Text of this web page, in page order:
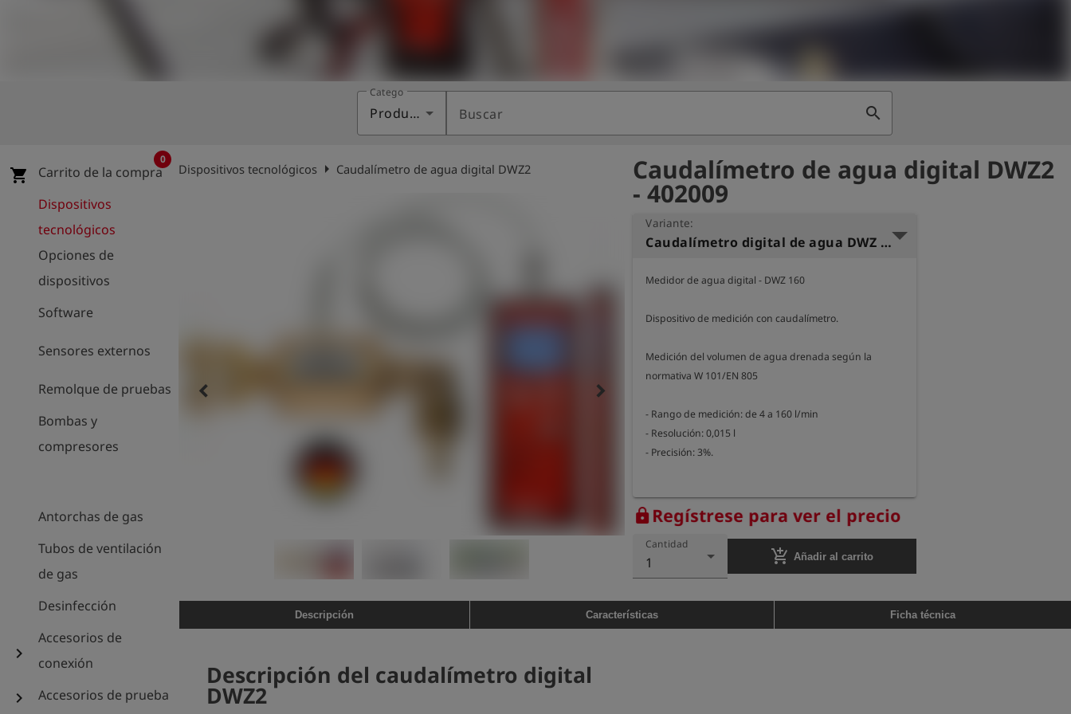
Categoría
Productos Buscar search
shopping_cart Carrito de la compra
0
Dispositivos
tecnológicos
Opciones de
dispositivos
Software
Sensores externos
Remolque de pruebas
Bombas y
compresores
Antorchas de gas
Tubos de ventilación
de gas
Desinfección
chevron_right
Accesorios de
conexión
chevron_right Accesorios de prueba
Dispositivos tecnológicos arrow_right Caudalímetro de agua digital DWZ2
keyboard_arrow_left keyboard_arrow_right
Caudalímetro de agua digital DWZ2
- 402009
Variante:
Caudalímetro digital de agua DWZ 160
Medidor de agua digital - DWZ 160
Dispositivo de medición con caudalímetro.
Medición del volumen de agua drenada según la
normativa W 101/EN 805
- Rango de medición: de 4 a 160 l/min
- Resolución: 0,015 l
lockRegístrese para ver el precio
Cantidad
1 add_shopping_cart Añadir al carrito
Descripción Características Ficha técnica
Descripción del caudalímetro digital
DWZ2